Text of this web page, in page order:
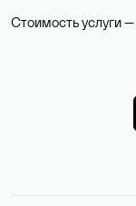
Стоимость услуги —